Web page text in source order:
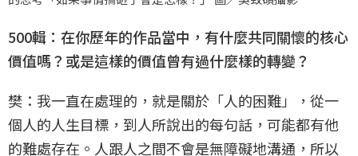
500輯：在你歷年的作品當中，有什麼共同關懷的核心
價值嗎？或是這樣的價值曾有過什麼樣的轉變？
樊：我一直在處理的，就是關於「人的困難」，從一
個人的人生目標，到人所說出的每句話，可能都有他
的難處存在。人跟人之間不會是無障礙地溝通，所以